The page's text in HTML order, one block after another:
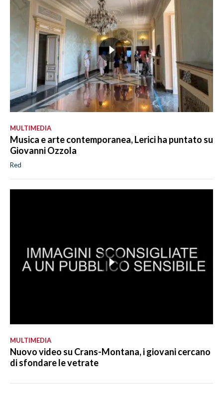
MULTIMEDIA
Musica e arte contemporanea, Lerici ha puntato su
Giovanni Ozzola
Red
MULTIMEDIA
Nuovo video su Crans-Montana, i giovani cercano
di sfondare le vetrate